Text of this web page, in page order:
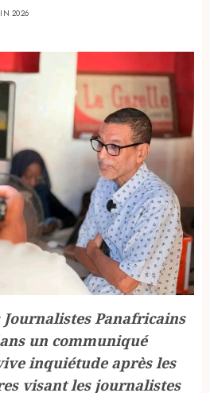
2026
Panafricains
un communiqué
inquiétude après les
visant les journalistes